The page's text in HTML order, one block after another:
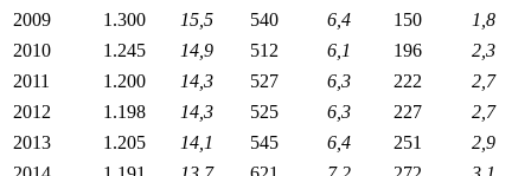
2009
1.300 15,5 540 6,4 150
1,8
2010
1.245 14,9 512 6,1 196
2,3
2011
1.200 14,3 527 6,3 222
2,7
2012
1.198 14,3 525 6,3 227
2,7
2013
1.205 14,1 545 6,4 251
2,9